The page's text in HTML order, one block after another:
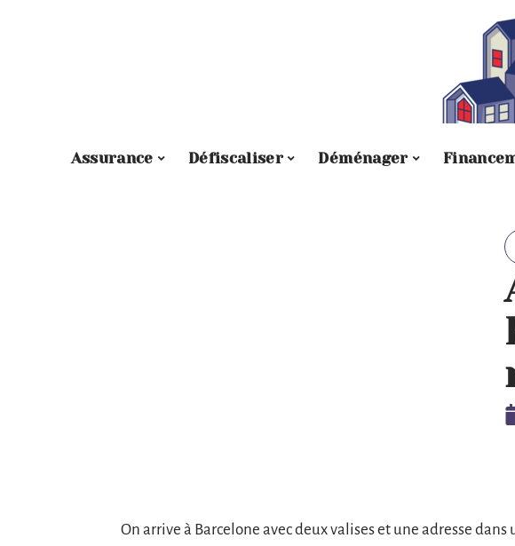
Assurance Défiscaliser Déménager
On arrive à Barcelone avec deux valises et une adresse